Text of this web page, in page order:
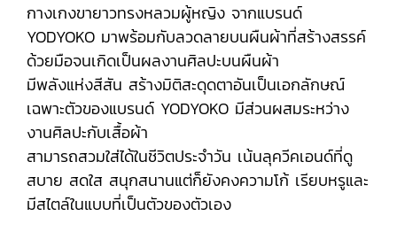
กางเกงขายาวทรงหลวมผู้หญิง จากแบรนด์
YODYOKO มาพร้อมกับลวดลายบนผืนผ้าที่สร้างสรรค์
ด้วยมือจนเกิดเป็นผลงานศิลปะบนผืนผ้า
มีพลังแห่งสีสัน สร้างมิติสะดุดตาอันเป็นเอกลักษณ์
เฉพาะตัวของแบรนด์ YODYOKO มีส่วนผสมระหว่าง
งานศิลปะกับเสื้อผ้า
สามารถสวมใส่ได้ในชีวิตประจำวัน เน้นลุควีคเอนด์ที่ดู
สบาย สดใส สนุกสนานแต่ก็ยังคงความโก้ เรียบหรูและ
มีสไตล์ในแบบที่เป็นตัวของตัวเอง